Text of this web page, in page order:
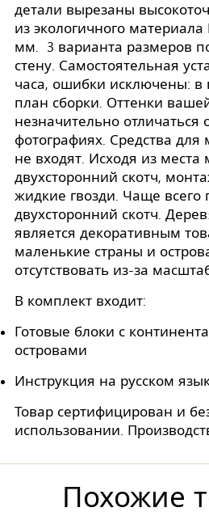
детали вырезаны
из экологичного
мм. 3 варианта размеров
стену. Самостоятельная
часа, ошибки исключены: в
план сборки. Оттенки
незначительно отличаться
фотографиях. Средства
не входят. Исходя из
двухсторонний скотч,
жидкие гвозди. Чаще всего
двухсторонний скотч.
является декоративным
маленькие страны и
отсутствовать из-за
В комплект входит:
Готовые блоки с
островами
Инструкция на русском
Товар сертифицирован и
использовании.
Похожие